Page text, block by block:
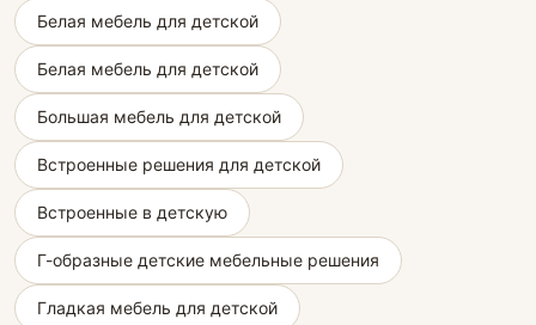
Белая мебель для детской
Белая мебель для детской
Большая мебель для детской
Встроенные решения для детской
Встроенные в детскую
Г-образные детские мебельные решения
Гладкая мебель для детской